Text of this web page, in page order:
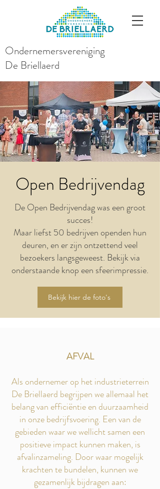
Ondernemersvereniging
De Briellaerd
Open Bedrijvendag
De Open Bedrijvendag was een groot
succes!
Maar liefst 50 bedrijven openden hun
deuren, en er zijn ontzettend veel
bezoekers langsgeweest. Bekijk via
onderstaande knop een sfeerimpressie.
Bekijk hier de foto's
AFVAL
Als ondernemer op het industrieterrein
De Briellaerd begrijpen we allemaal het
belang van efficiëntie en duurzaamheid
in onze bedrijfsvoering. Een van de
gebieden waar we wellicht samen een
positieve impact kunnen maken, is
afvalinzameling. Door waar mogelijk
krachten te bundelen, kunnen we
gezamenlijk bijdragen aan: